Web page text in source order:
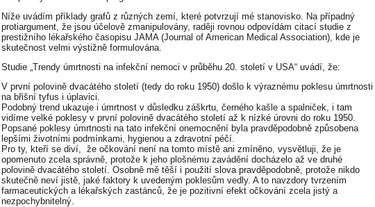
Níže uvádím příklady grafů z různých zemí, které potvrzují mé stanovisko. Na případný
protiargument, že jsou účelově zmanipulovány, raději rovnou odpovídám citací studie z
prestižního lékařského časopisu JAMA (Journal of American Medical Association), kde je
skutečnost velmi výstižně formulována.
Studie „Trendy úmrtnosti na infekční nemoci v průběhu 20. století v USA“ uvádí, že:
V první polovině dvacátého století (tedy do roku 1950) došlo k výraznému poklesu úmrtnosti
na břišní tyfus i úplavici.
Podobný trend ukazuje i úmrtnost v důsledku záškrtu, černého kašle a spalniček, i tam
vidíme velké poklesy v první polovině dvacátého století až k nízké úrovni do roku 1950.
Popsané poklesy úmrtnosti na tato infekční onemocnění byla pravděpodobně způsobena
lepšími životními podmínkami, hygienou a zdravotní péčí.
Pro ty, kteří se diví, že očkování není na tomto místě ani zmíněno, vysvětluji, že je
opomenuto zcela správně, protože k jeho plošnému zavádění docházelo až ve druhé
polovině dvacátého století. Osobně mě těší i použití slova pravděpodobně, protože nikdo
skutečně neví jistě, jaké faktory k uvedeným poklesům vedly. A to navzdory tvrzením
farmaceutických a lékařských zastánců, že je pozitivní efekt očkování zcela jistý a
nezpochybnitelný.